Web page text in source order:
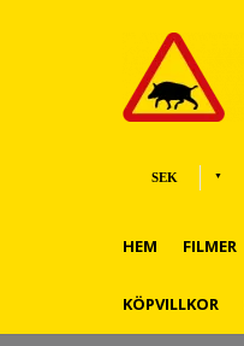
SEK
HEM FILMER
KÖPVILLKOR